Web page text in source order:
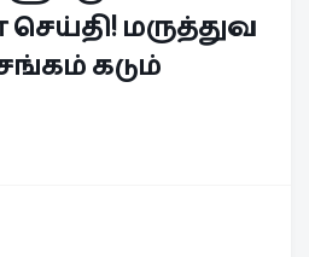
மருத்துவ
கடும்